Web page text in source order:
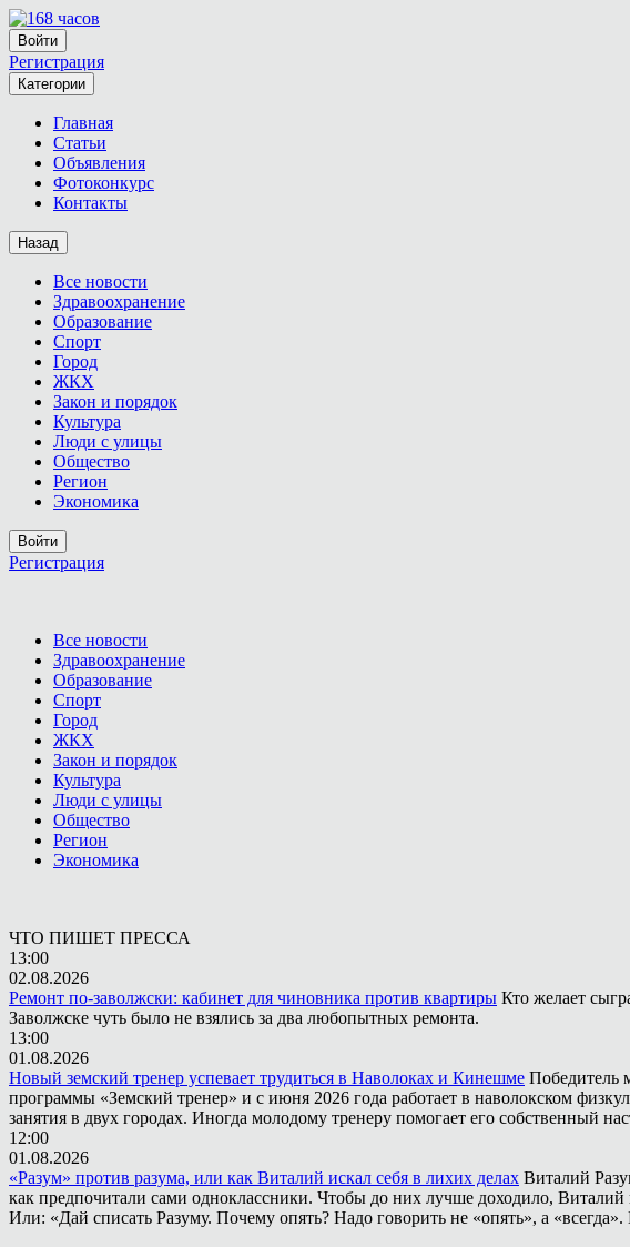
Войти
Регистрация
Категории
Главная
Статьи
Объявления
Фотоконкурс
Контакты
Назад
Все новости
Здравоохранение
Образование
Спорт
Город
ЖКХ
Закон и порядок
Культура
Люди с улицы
Общество
Регион
Экономика
Войти
Регистрация
Все новости
Здравоохранение
Образование
Спорт
Город
ЖКХ
Закон и порядок
Культура
Люди с улицы
Общество
Регион
Экономика
ЧТО ПИШЕТ ПРЕССА
13:00
02.08.2026
Ремонт по-заволжски: кабинет для чиновника против квартиры Кто желает
Заволжске чуть было не взялись за два любопытных ремонта.
13:00
01.08.2026
Новый земский тренер успевает трудиться в Наволоках и Кинешме Победитель
программы «Земский тренер» и с июня 2026 года работает в наволокском
занятия в двух городах. Иногда молодому тренеру помогает его собственный
12:00
01.08.2026
«Разум» против разума, или как Виталий искал себя в лихих делах Виталий
как предпочитали сами одноклассники. Чтобы до них лучше доходило,
Или: «Дай списать Разуму. Почему опять? Надо говорить не «опять», а «всегда».